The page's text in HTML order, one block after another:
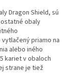
Dragon Shield, sú
obaly
priamo na
alebo iného
kariet v obaloch
strane je tiež